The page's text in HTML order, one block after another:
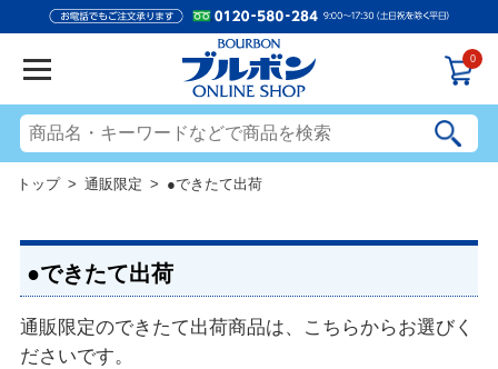
0
トップ> 通販限定 > ●できたて出荷
●できたて出荷
通販限定のできたて出荷商品は、こちらからお選びく
ださいです。